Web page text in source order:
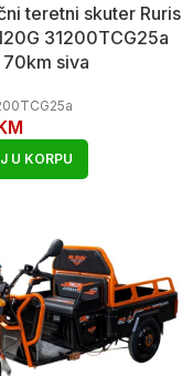
teretni skuter Ruris
31200TCG25a
siva
U KORPU